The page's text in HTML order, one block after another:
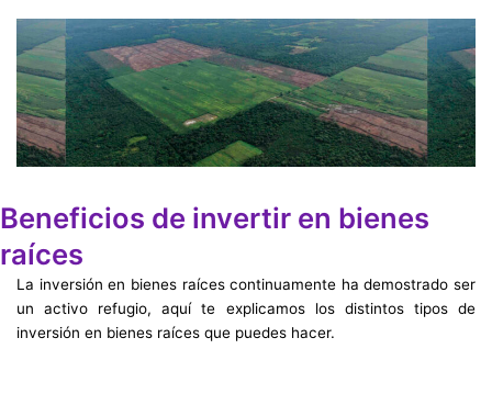
Beneficios de invertir en bienes
raíces
La inversión en bienes raíces continuamente ha demostrado ser
un activo refugio, aquí te explicamos los distintos tipos de
inversión en bienes raíces que puedes hacer.